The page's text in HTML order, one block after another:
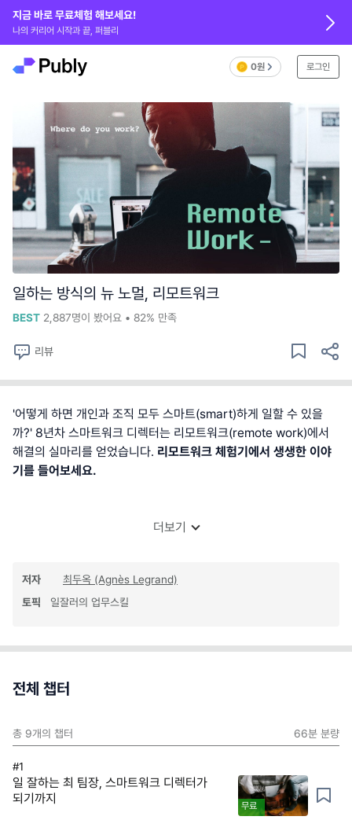
0원 로그인
지금 바로 무료체험 해보세요!
나의 커리어 시작과 끝, 퍼블리
일하는 방식의 뉴 노멀, 리모트워크
BEST 2,887명이 봤어요 • 82% 만족
리뷰
'어떻게 하면 개인과 조직 모두 스마트(smart)하게 일할 수 있을
까?' 8년차 스마트워크 디렉터는 리모트워크(remote work)에서
해결의 실마리를 얻었습니다. 리모트워크 체험기에서 생생한 이야
기를 들어보세요.
더보기
저자
최두옥 (Agnès Legrand)
토픽
일잘러의 업무스킬
전체 챕터
총 9개의 챕터 66분 분량
#1
일 잘하는 최 팀장, 스마트워크 디렉터가
되기까지
무료